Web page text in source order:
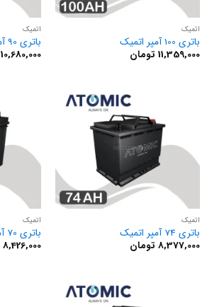
اتمیک
باتری 100 آمپر اتمیک
11,359,000 تومان
اتمیک
باتری 90 آمپر اتمیک
10,680,000
اتمیک
باتری 74 آمپر اتمیک
8,377,000 تومان
اتمیک
باتری 70 آمپر اتمیک
8,426,000